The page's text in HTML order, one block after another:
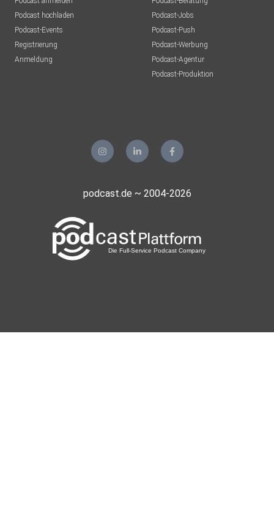
Podcast hochladen
Podcast-Events
Registrierung
Anmeldung
Podcast-Jobs
Podcast-Push
Podcast-Werbung
Podcast-Agentur
Podcast-Produktion
podcast.de ~ 2004-2026